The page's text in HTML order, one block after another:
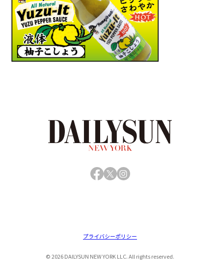
Facebook
X Instagram
© 2026 DAILYSUN NEW YORK LLC. All rights reserved.
プライバシーポリシー